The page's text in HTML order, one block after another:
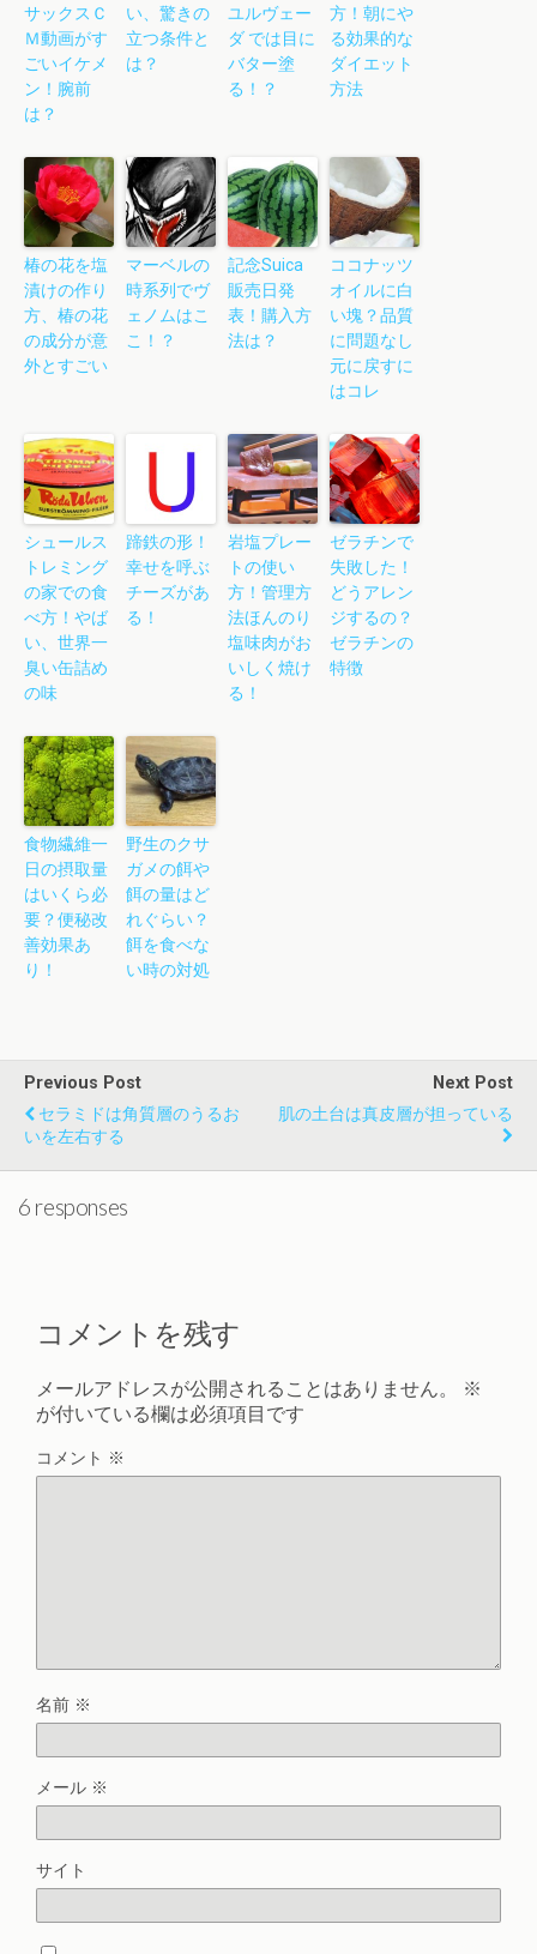
サックスＣ
Ｍ動画がす
ごいイケメ
ン！腕前
は？
い、驚きの
立つ条件と
は？
ユルヴェー
ダ では目に
バター塗
る！？
方！朝にや
る効果的な
ダイエット
方法
椿の花を塩
漬けの作り
方、椿の花
の成分が意
外とすごい
マーベルの
時系列でヴ
ェノムはこ
こ！？
記念Suica
販売日発
表！購入方
法は？
ココナッツ
オイルに白
い塊？品質
に問題なし
元に戻すに
はコレ
シュールス
トレミング
の家での食
べ方！やば
い、世界一
臭い缶詰め
の味
蹄鉄の形！
幸せを呼ぶ
チーズがあ
る！
岩塩プレー
トの使い
方！管理方
法ほんのり
塩味肉がお
いしく焼け
る！
ゼラチンで
失敗した！
どうアレン
ジするの？
ゼラチンの
特徴
食物繊維一
日の摂取量
はいくら必
要？便秘改
善効果あ
り！
野生のクサ
ガメの餌や
餌の量はど
れぐらい？
餌を食べな
い時の対処
Previous Post
セラミドは角質層のうるお
いを左右する
Next Post
肌の土台は真皮層が担っている
6 responses
コメントを残す
メールアドレスが公開されることはありません。
※
が付いている欄は必須項目です
コメント ※
名前 ※
メール ※
サイト